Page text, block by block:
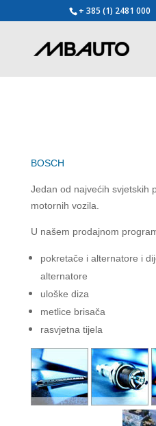
+ 385 (1) 2481 000
BOSCH
Jedan od najvećih svjetskih
motornih vozila.
U našem prodajnom
pokretače i alternatore i
alternatore
uloške diza
metlice brisača
rasvjetna tijela